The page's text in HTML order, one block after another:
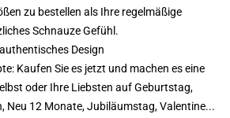
zu bestellen als Ihre regelmäßige
Schnauze Gefühl.
Design
Kaufen Sie es jetzt und machen es eine
oder Ihre Liebsten auf Geburtstag,
Neu 12 Monate, Jubiläumstag, Valentine...